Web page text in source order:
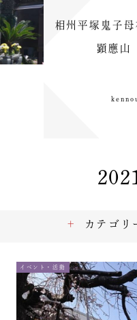
相州平塚鬼子
顕應山
イベント・活動
カテゴリ